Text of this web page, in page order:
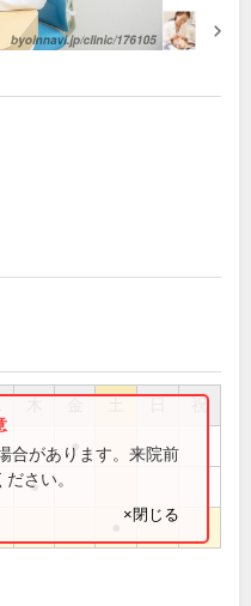
祝
●
●
合があります。来院前
さい。
×閉じる